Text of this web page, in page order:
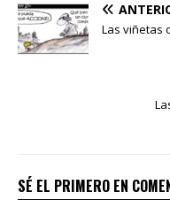
Las viñetas
SÉ EL PRIMERO EN